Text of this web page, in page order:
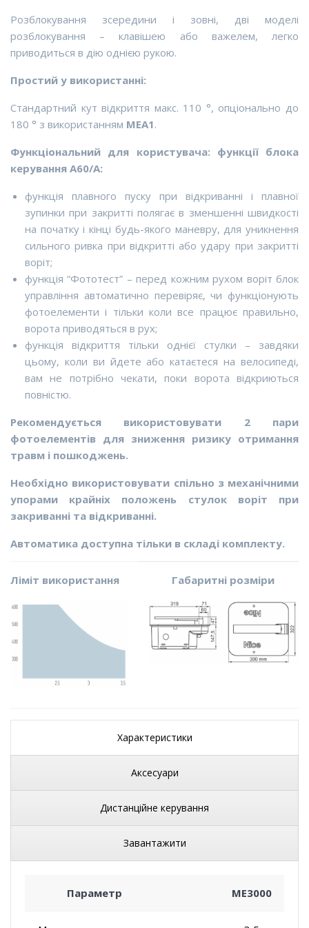
Розблокування зсередини і зовні, дві моделі
розблокування – клавішею або важелем, легко
приводиться в дію однією рукою.
Простий у використанні:
Стандартний кут відкриття макс. 110 °, опціонально до
180 ° з використанням MEA1.
Функціональний для користувача: функції блока
керування A60/A:
функція плавного пуску при відкриванні і плавної
зупинки при закритті полягає в зменшенні швидкості
на початку і кінці будь-якого маневру, для уникнення
сильного ривка при відкритті або удару при закритті
воріт;
функція “Фототест” – перед кожним рухом воріт блок
управління автоматично перевіряє, чи функціонують
фотоелементи і тільки коли все працює правильно,
ворота приводяться в рух;
функція відкриття тільки однієї стулки – завдяки
цьому, коли ви йдете або катаєтеся на велосипеді,
вам не потрібно чекати, поки ворота відкриються
повністю.
Рекомендується використовувати 2 пари
фотоелементів для зниження ризику отримання
травм і пошкоджень.
Необхідно використовувати спільно з механічними
упорами крайніх положень стулок воріт при
закриванні та відкриванні.
Автоматика доступна тільки в складі комплекту.
Ліміт використання Габаритні розміри
Характеристики
Аксесуари
Дистанційне керування
Завантажити
Параметр ME3000